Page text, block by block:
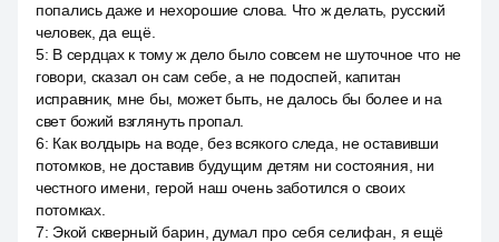
попались даже и нехорошие слова. Что ж делать, русский
человек, да ещё.
5: В сердцах к тому ж дело было совсем не шуточное что не
говори, сказал он сам себе, а не подоспей, капитан
исправник, мне бы, может быть, не далось бы более и на
свет божий взглянуть пропал.
6: Как волдырь на воде, без всякого следа, не оставивши
потомков, не доставив будущим детям ни состояния, ни
честного имени, герой наш очень заботился о своих
потомках.
7: Экой скверный барин, думал про себя селифан, я ещё